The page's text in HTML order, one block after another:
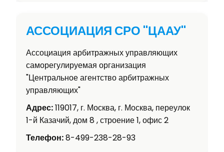
АССОЦИАЦИЯ СРО "ЦААУ"
Ассоциация арбитражных управляющих
саморегулируемая организация
"Центральное агентство арбитражных
управляющих"
Адрес:119017, г. Москва, г. Москва, переулок
1-й Казачий, дом 8 , строение 1, офис 2
Телефон:8-499-238-28-93